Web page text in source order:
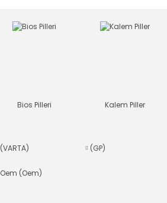
Bios Pilleri Kalem Piller
(VARTA) (GP)
Oem (Oem)